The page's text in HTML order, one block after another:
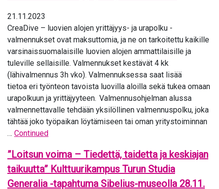
21.11.2023
CreaDive – luovien alojen yrittäjyys- ja urapolku -
valmennukset ovat maksuttomia, ja ne on tarkoitettu kaikille
varsinaissuomalaisille luovien alojen ammattilaisille ja
tuleville sellaisille. Valmennukset kestävät 4 kk
(lähivalmennus 3h vko). Valmennuksessa saat lisää
tietoa eri työnteon tavoista luovilla aloilla sekä tukea omaan
urapolkuun ja yrittäjyyteen. Valmennusohjelman alussa
valmennettavalle tehdään yksilöllinen valmennuspolku, joka
tähtää joko työpaikan löytämiseen tai oman yritystoiminnan
… Continued
”Loitsun voima – Tiedettä, taidetta ja keskiajan
taikuutta” Kulttuurikampus Turun Studia
Generalia -tapahtuma Sibelius-museolla 28.11.